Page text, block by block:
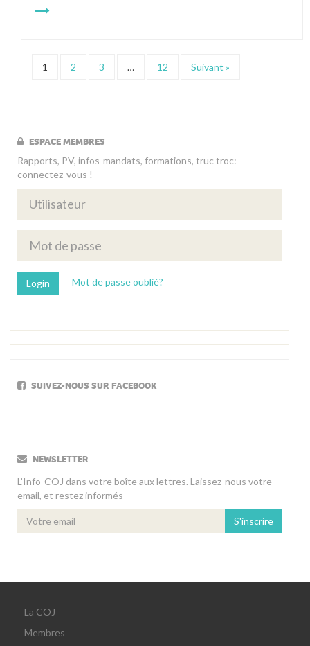
1 2 3 … 12 Suivant »
ESPACE MEMBRES
Rapports, PV, infos-mandats, formations, truc troc:
connectez-vous !
Mot de passe oublié?
SUIVEZ-NOUS SUR FACEBOOK
NEWSLETTER
L’Info-COJ dans votre boîte aux lettres. Laissez-nous votre
email, et restez informés
S'inscrire
La COJ
Membres